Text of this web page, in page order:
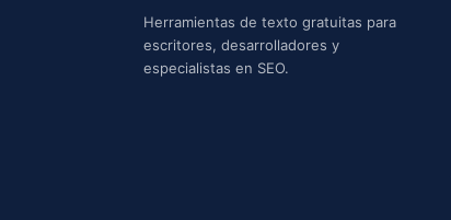
Herramientas de texto gratuitas para
escritores, desarrolladores y
especialistas en SEO.